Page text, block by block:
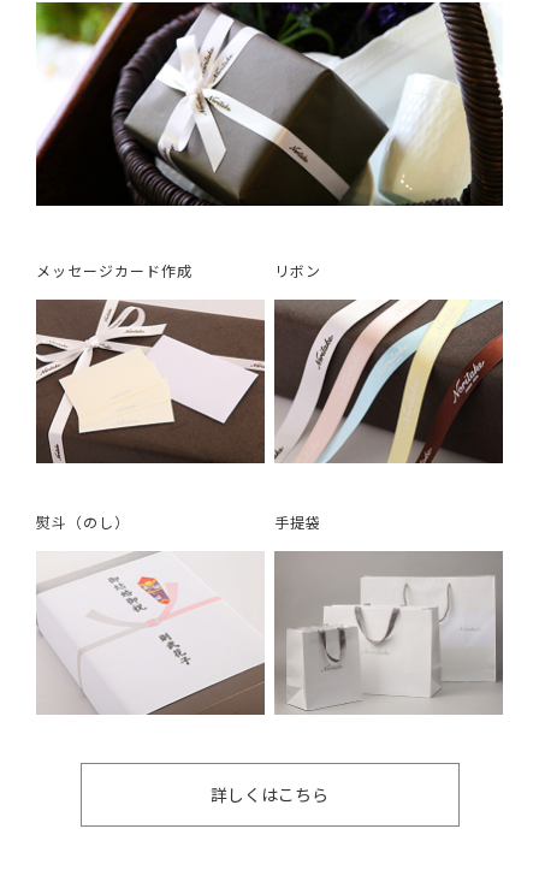
メッセージカード作成 リボン
熨斗（のし） 手提袋
詳しくはこちら